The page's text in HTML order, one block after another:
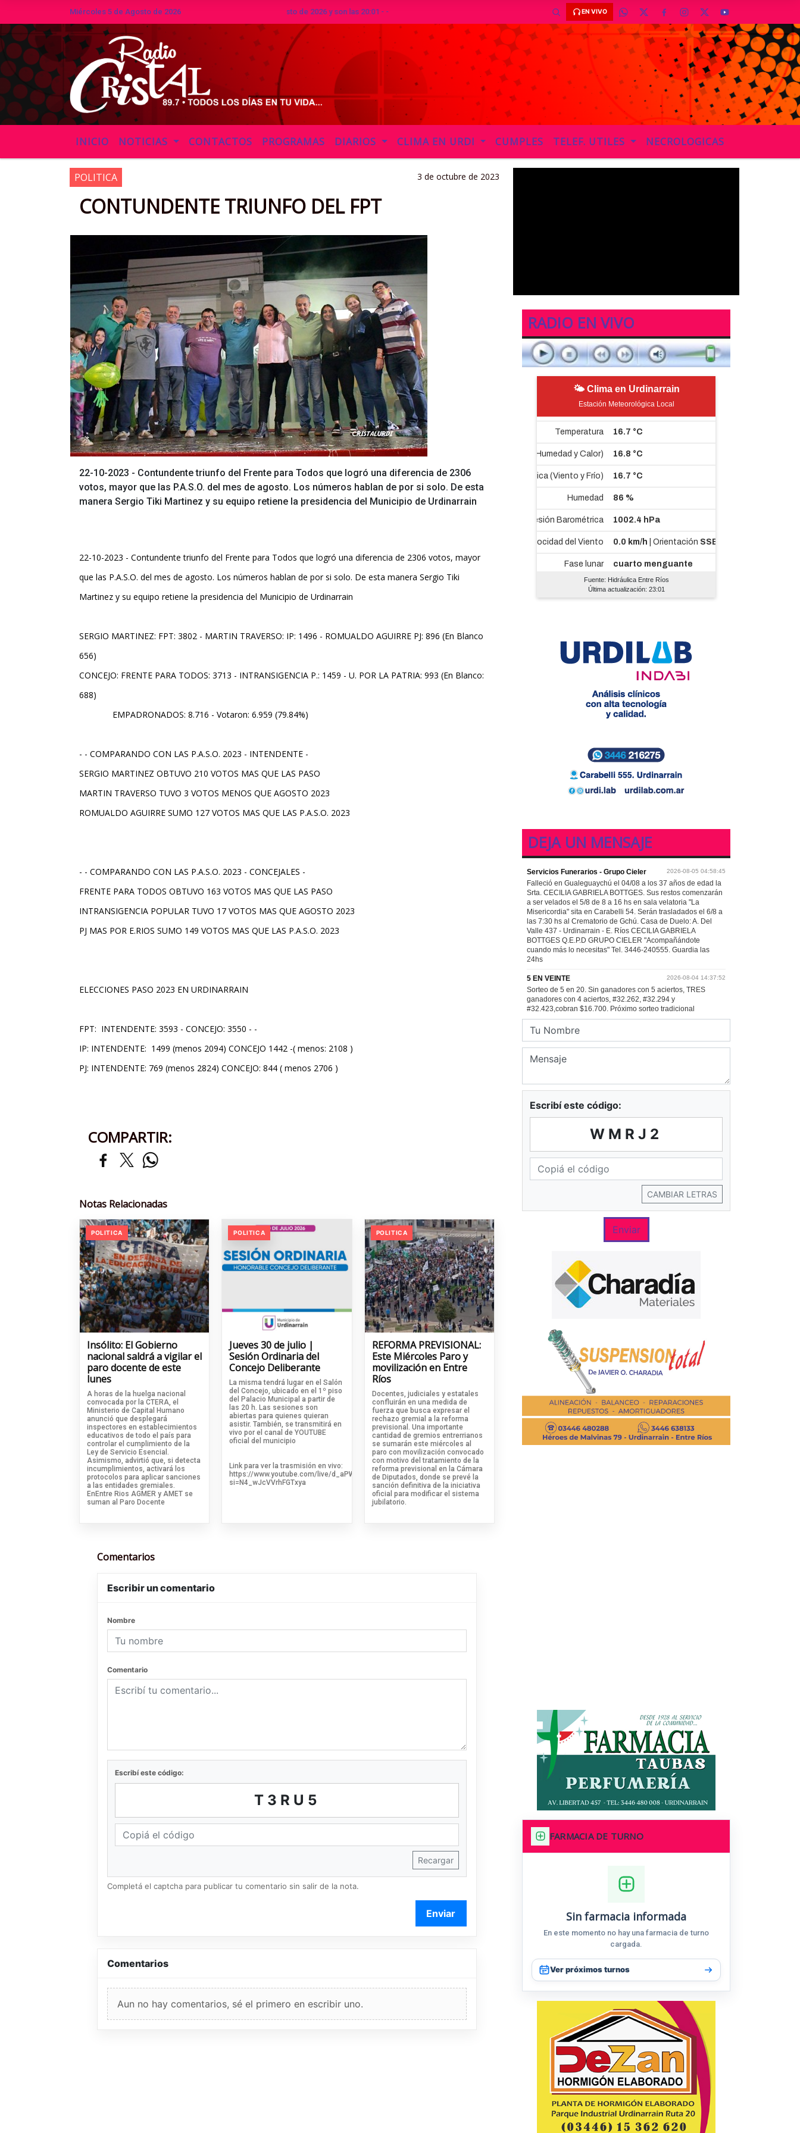
Miércoles 5 de Agosto de 2026Hoy es Miércoles 5 de Agosto de 2026 y son las 20:01 - - EN VIVO
INICIO NOTICIAS CONTACTOS PROGRAMAS DIARIOS CLIMA EN URDI CUMPLES TELEF. UTILES NECROLOGICAS
POLITICA 3 de octubre de 2023
CONTUNDENTE TRIUNFO DEL FPT
22-10-2023 - Contundente triunfo del Frente para Todos que logró una diferencia de 2306
votos, mayor que las P.A.S.O. del mes de agosto. Los números hablan de por si solo. De esta
manera Sergio Tiki Martinez y su equipo retiene la presidencia del Municipio de Urdinarrain
22-10-2023 - Contundente triunfo del Frente para Todos que logró una diferencia de 2306 votos, mayor
que las P.A.S.O. del mes de agosto. Los números hablan de por si solo. De esta manera Sergio Tiki
Martinez y su equipo retiene la presidencia del Municipio de Urdinarrain
SERGIO MARTINEZ: FPT: 3802 - MARTIN TRAVERSO: IP: 1496 - ROMUALDO AGUIRRE PJ: 896 (En Blanco
656)
CONCEJO: FRENTE PARA TODOS: 3713 - INTRANSIGENCIA P.: 1459 - U. POR LA PATRIA: 993 (En Blanco:
688)
EMPADRONADOS: 8.716 - Votaron: 6.959 (79.84%)
- - COMPARANDO CON LAS P.A.S.O. 2023 - INTENDENTE -
SERGIO MARTINEZ OBTUVO 210 VOTOS MAS QUE LAS PASO
MARTIN TRAVERSO TUVO 3 VOTOS MENOS QUE AGOSTO 2023
ROMUALDO AGUIRRE SUMO 127 VOTOS MAS QUE LAS P.A.S.O. 2023
- - COMPARANDO CON LAS P.A.S.O. 2023 - CONCEJALES -
FRENTE PARA TODOS OBTUVO 163 VOTOS MAS QUE LAS PASO
INTRANSIGENCIA POPULAR TUVO 17 VOTOS MAS QUE AGOSTO 2023
PJ MAS POR E.RIOS SUMO 149 VOTOS MAS QUE LAS P.A.S.O. 2023
ELECCIONES PASO 2023 EN URDINARRAIN
FPT: INTENDENTE: 3593 - CONCEJO: 3550 - -
IP: INTENDENTE: 1499 (menos 2094) CONCEJO 1442 -( menos: 2108 )
PJ: INTENDENTE: 769 (menos 2824) CONCEJO: 844 ( menos 2706 )
COMPARTIR:
Notas Relacionadas
POLITICA
Insólito: El Gobierno
nacional saldrá a vigilar el
paro docente de este
lunes
A horas de la huelga nacional
convocada por la CTERA, el
Ministerio de Capital Humano
anunció que desplegará
inspectores en establecimientos
educativos de todo el país para
controlar el cumplimiento de la
Ley de Servicio Esencial.
Asimismo, advirtió que, si detecta
incumplimientos, activará los
protocolos para aplicar sanciones
a las entidades gremiales.
EnEntre Rios AGMER y AMET se
suman al Paro Docente
POLITICA
Jueves 30 de julio |
Sesión Ordinaria del
Concejo Deliberante
La misma tendrá lugar en el Salón
del Concejo, ubicado en el 1º piso
del Palacio Municipal a partir de
las 20 h. Las sesiones son
abiertas para quienes quieran
asistir. También, se transmitirá en
vivo por el canal de YOUTUBE
oficial del municipio
Link para ver la trasmisión en vivo:
https://www.youtube.com/live/d_aPWXtrbRI?
si=N4_wJcVVrhFGTxya
POLITICA
REFORMA PREVISIONAL:
Este Miércoles Paro y
movilización en Entre
Ríos
Docentes, judiciales y estatales
confluirán en una medida de
fuerza que busca expresar el
rechazo gremial a la reforma
previsional. Una importante
cantidad de gremios entrerrianos
se sumarán este miércoles al
paro con movilización convocado
con motivo del tratamiento de la
reforma previsional en la Cámara
de Diputados, donde se prevé la
sanción definitiva de la iniciativa
oficial para modificar el sistema
jubilatorio.
Comentarios
Escribir un comentario
Nombre
Comentario
Escribí este código:
T3RU5
Recargar
Completá el captcha para publicar tu comentario sin salir de la nota.
Enviar
Comentarios
Aun no hay comentarios, sé el primero en escribir uno.
RADIO EN VIVO
🌤 Clima en Urdinarrain
Estación Meteorológica Local
Fuente: Hidráulica Entre Ríos
Última actualización: 23:01
DEJA UN MENSAJE
Escribí este código:
WMRJ2
CAMBIAR LETRAS
FARMACIA DE TURNO
Sin farmacia informada
En este momento no hay una farmacia de turno
cargada.
Ver próximos turnos